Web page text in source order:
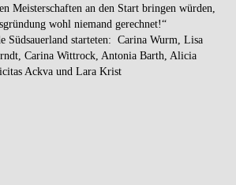
Meisterschaften an den Start bringen würden,
wohl niemand gerechnet!“
Südsauerland starteten: Carina Wurm, Lisa
Carina Wittrock, Antonia Barth, Alicia
Ackva und Lara Krist